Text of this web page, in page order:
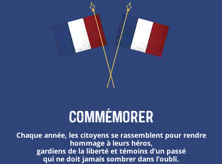
Commémorer
Chaque année, les citoyens se rassemblent pour rendre
hommage à leurs héros,
gardiens de la liberté et témoins d’un passé
qui ne doit jamais sombrer dans l’oubli.